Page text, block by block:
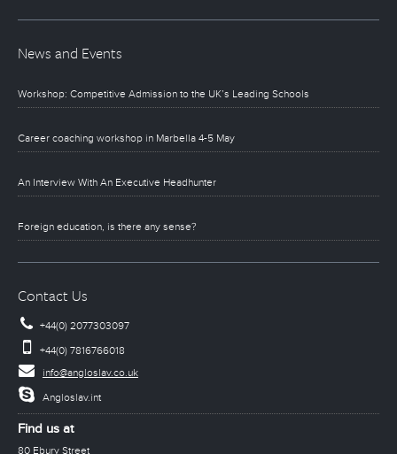
News and Events
Workshop: Competitive Admission to the UK’s Leading Schools
Career coaching workshop in Marbella 4-5 May
An Interview With An Executive Headhunter
Foreign education, is there any sense?
Contact Us
+44(0) 2077303097
+44(0) 7816766018
info@angloslav.co.uk
Angloslav.int
Find us at
80 Ebury Street